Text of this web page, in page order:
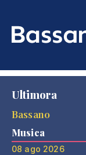
Ultimora
Bassano
Musica
08 ago 2026